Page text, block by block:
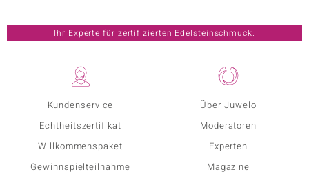
Kundenservice
Echtheitszertifikat
Willkommenspaket
Gewinnspielteilnahme
Über Juwelo
Moderatoren
Experten
Magazine
Ihr Experte für zertifizierten Edelsteinschmuck.